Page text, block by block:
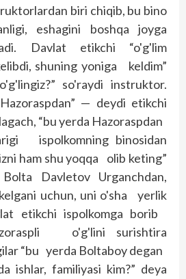
biri chiqib, bu bino
eshagini boshqa joyga
Davlat etikchi “o'g'lim
shuning yoniga keldim”
so'raydi instruktor.
— deydi etikchi
“bu yerda Hazoraspdan
ispolkomning binosidan
ham shu yoqqa olib keting”
Davletov Urganchdan,
uchun, uni o'sha yerlik
etikchi ispolkomga borib
o'g'lini surishtira
“bu yerda Boltaboy degan
ishlar, familiyasi kim?” deya